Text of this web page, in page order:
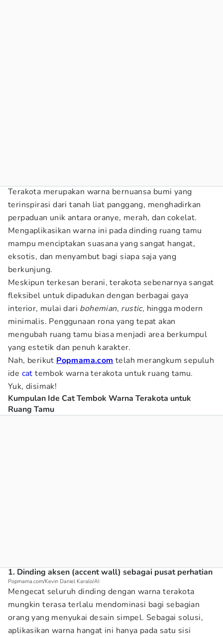
Terakota merupakan warna bernuansa bumi yang
terinspirasi dari tanah liat panggang, menghadirkan
perpaduan unik antara oranye, merah, dan cokelat.
Mengaplikasikan warna ini pada dinding ruang tamu
mampu menciptakan suasana yang sangat hangat,
eksotis, dan menyambut bagi siapa saja yang
berkunjung.
Meskipun terkesan berani, terakota sebenarnya sangat
fleksibel untuk dipadukan dengan berbagai gaya
interior, mulai dari bohemian, rustic, hingga modern
minimalis. Penggunaan rona yang tepat akan
mengubah ruang tamu biasa menjadi area berkumpul
yang estetik dan penuh karakter.
Nah, berikut Popmama.com telah merangkum sepuluh
ide cat tembok warna terakota untuk ruang tamu.
Yuk, disimak!
Kumpulan Ide Cat Tembok Warna Terakota untuk
Ruang Tamu
1. Dinding aksen (accent wall) sebagai pusat perhatian
Popmama.com/Kevin Daniel Karalo/AI
Mengecat seluruh dinding dengan warna terakota
mungkin terasa terlalu mendominasi bagi sebagian
orang yang menyukai desain simpel. Sebagai solusi,
aplikasikan warna hangat ini hanya pada satu sisi